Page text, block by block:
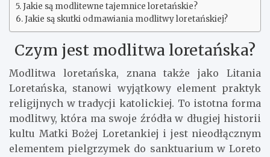
Jakie są modlitewne tajemnice loretańskie?
Jakie są skutki odmawiania modlitwy loretańskiej?
Czym jest modlitwa loretańska?
Modlitwa loretańska, znana także jako Litania
Loretańska, stanowi wyjątkowy element praktyk
religijnych w tradycji katolickiej. To istotna forma
modlitwy, która ma swoje źródła w długiej historii
kultu Matki Bożej Loretankiej i jest nieodłącznym
elementem pielgrzymek do sanktuarium w Loreto